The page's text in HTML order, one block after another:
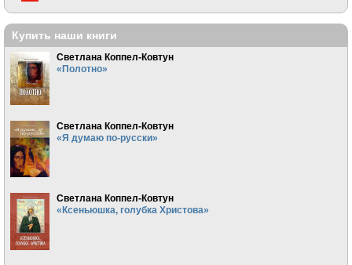
Купить наши книги
Светлана Коппел-Ковтун
«Полотно»
Светлана Коппел-Ковтун
«Я думаю по-русски»
Светлана Коппел-Ковтун
«Ксеньюшка, голубка Христова»